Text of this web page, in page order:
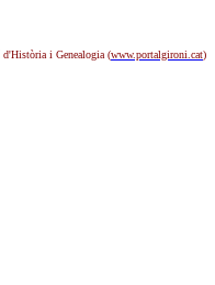
i Genealogia (www.portalgironi.cat)